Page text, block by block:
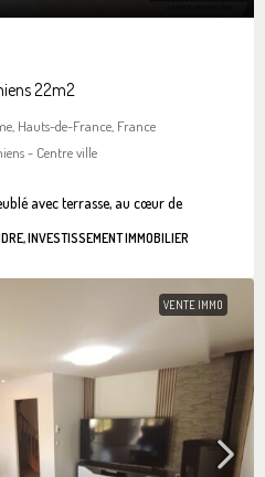
22m2
Hauts-de-France, France
- Centre ville
avec terrasse, au cœur de
INVESTISSEMENT IMMOBILIER
VENTE IMMO